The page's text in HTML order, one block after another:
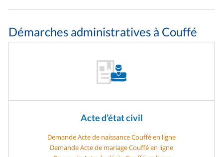
Démarches administratives à Couffé
Acte d’état civil
Demande Acte de naissance Couffé en ligne
Demande Acte de mariage Couffé en ligne